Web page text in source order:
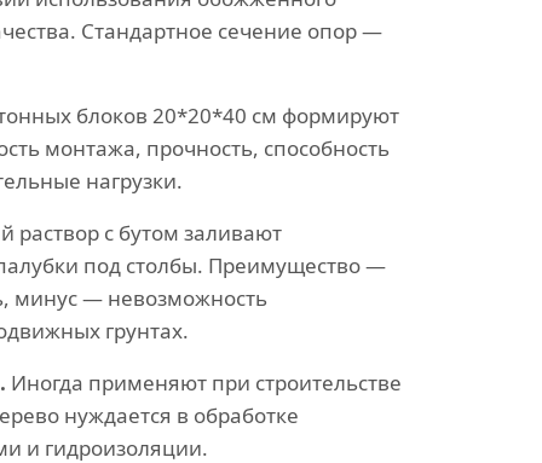
Стандартное сечение опор —
блоков 20*20*40 см формируют
монтажа, прочность, способность
нагрузки.
раствор с бутом заливают
под столбы. Преимущество —
минус — невозможность
грунтах.
Иногда применяют при строительстве
нуждается в обработке
и гидроизоляции.